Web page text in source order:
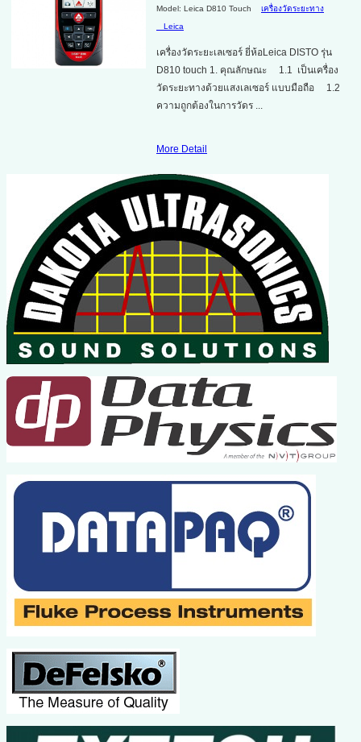
Model: Leica D810 Touch
เครื่องวัดระยะทาง
Leica
เครื่องวัดระยะเลเซอร์ ยี่ห้อLeica DISTO รุ่น
D810 touch 1. คุณลักษณะ 1.1 เป็นเครื่อง
วัดระยะทางด้วยแสงเลเซอร์ แบบมือถือ 1.2
ความถูกต้องในการวัดร ...
More Detail